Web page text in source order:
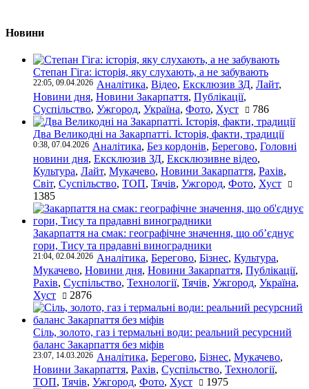
Новини
Степан Гіга: історія, яку слухають, а не забувають
22:05, 09.04.2026 Аналітика, Відео, Ексклюзив ЗД, Лайт,
Новини дня, Новини Закарпаття, Публікації,
Суспільство, Ужгород, Україна, Фото, Хуст 786
Два Великодні на Закарпатті. Історія, факти, традиції
0:38, 07.04.2026 Аналітика, Без кордонів, Берегово, Головні
новини дня, Ексклюзив ЗД, Ексклюзивне відео,
Культура, Лайт, Мукачево, Новини Закарпаття, Рахів,
Світ, Суспільство, ТОП, Тячів, Ужгород, Фото, Хуст
1385
Закарпаття на смак: географічне значення, що об’єднує
гори, Тису та прадавні виноградники
21:04, 02.04.2026 Аналітика, Берегово, Бізнес, Культура,
Мукачево, Новини дня, Новини Закарпаття, Публікації,
Рахів, Суспільство, Технології, Тячів, Ужгород, Україна,
Хуст
2876
Сіль, золото, газ і термальні води: реальний ресурсний
баланс Закарпаття без міфів
23:07, 14.03.2026 Аналітика, Берегово, Бізнес, Мукачево,
Новини Закарпаття, Рахів, Суспільство, Технології,
ТОП, Тячів, Ужгород, Фото, Хуст 1975